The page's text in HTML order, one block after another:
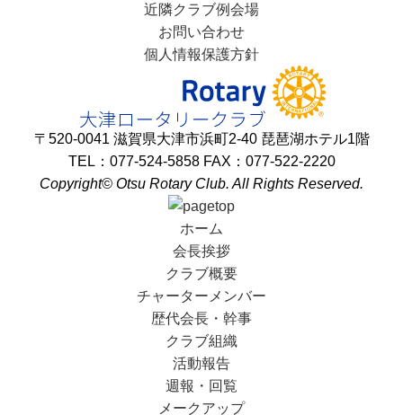
近隣クラブ例会場
お問い合わせ
個人情報保護方針
〒520-0041 滋賀県大津市浜町2-40 琵琶湖ホテル1階
TEL：077-524-5858 FAX：077-522-2220
Copyright© Otsu Rotary Club. All Rights Reserved.
ホーム
会長挨拶
クラブ概要
チャーターメンバー
歴代会長・幹事
クラブ組織
活動報告
週報・回覧
メークアップ